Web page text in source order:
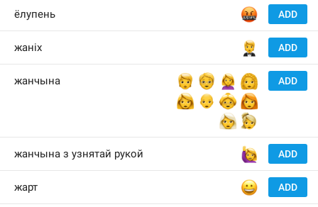
ADD
🤬
ёлупень
ADD
🤵
жаніх
ADD
🧑
🧓
🙍‍♀️
👩‍🦱
👩
👩‍🦲
👵
👩‍🦰
👩‍🦳
👱‍♀️
жанчына
ADD
🙋‍♀️
жанчына з узнятай рукой
ADD
😀
жарт